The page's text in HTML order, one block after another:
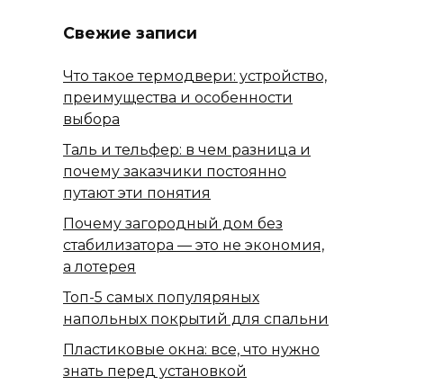
Свежие записи
Что такое термодвери: устройство,
преимущества и особенности
выбора
Таль и тельфер: в чем разница и
почему заказчики постоянно
путают эти понятия
Почему загородный дом без
стабилизатора — это не экономия,
а лотерея
Топ-5 самых популяряных
напольных покрытий для спальни
Пластиковые окна: все, что нужно
знать перед установкой